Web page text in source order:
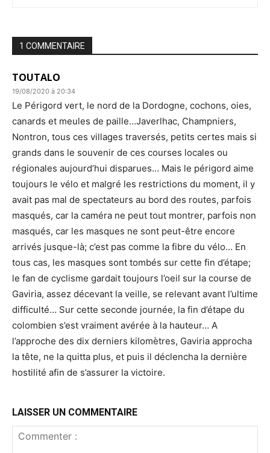
1 COMMENTAIRE
TOUTALO
19/08/2020 à 20:34
Le Périgord vert, le nord de la Dordogne, cochons, oies,
canards et meules de paille…Javerlhac, Champniers,
Nontron, tous ces villages traversés, petits certes mais si
grands dans le souvenir de ces courses locales ou
régionales aujourd’hui disparues… Mais le périgord aime
toujours le vélo et malgré les restrictions du moment, il y
avait pas mal de spectateurs au bord des routes, parfois
masqués, car la caméra ne peut tout montrer, parfois non
masqués, car les masques ne sont peut-être encore
arrivés jusque-là; c’est pas comme la fibre du vélo… En
tous cas, les masques sont tombés sur cette fin d’étape;
le fan de cyclisme gardait toujours l’oeil sur la course de
Gaviria, assez décevant la veille, se relevant avant l’ultime
difficulté… Sur cette seconde journée, la fin d’étape du
colombien s’est vraiment avérée à la hauteur… A
l’approche des dix derniers kilomètres, Gaviria approcha
la tête, ne la quitta plus, et puis il déclencha la dernière
hostilité afin de s’assurer la victoire.
LAISSER UN COMMENTAIRE